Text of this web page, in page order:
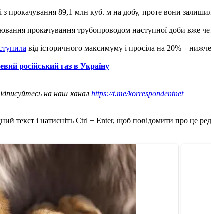
з прокачування 89,1 млн куб. м на добу, проте вони
прокачування трубопроводом наступної доби вже
від історичного максимуму і просіла на 20% –
російський газ в Україну
на наш канал https://t.me/korrespondentnet
текст і натисніть Ctrl + Enter, щоб повідомити про це